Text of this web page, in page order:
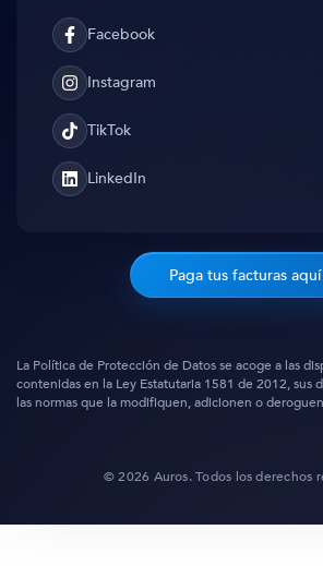
Facebook
Facebook
Instagram
Instagram
TikTokTikTok
Translation
missing:
LinkedIn
Paga tus facturas aquí
La Política de Protección de Datos se acoge a las
contenidas en la Ley Estatutaria 1581 de 2012, sus
las normas que la modifiquen, adicionen o
© 2026 Auros. Todos los derechos